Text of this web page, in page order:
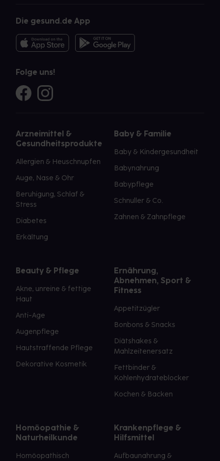
Die gesund.de App
Folge uns!
Arzneimittel &
Gesundheitsprodukte
Allergien & Heuschnupfen
Auge, Nase & Ohr
Beruhigung, Schlaf &
Stress
Diabetes
Erkältung
Baby & Familie
Baby & Kindergesundheit
Babynahrung
Babypflege
Schnuller & Co.
Zahnen & Zahnpflege
Beauty & Pflege
Akne, unreine & fettige
Haut
Anti-Age
Augenpflege
Hautstraffende Pflege
Dekorative Kosmetik
Ernährung,
Abnehmen, Sport &
Fitness
Appetitzügler
Bonbons & Snacks
Diätshakes &
Mahlzeitenersatz
Fettbinder &
Kohlenhydrateblocker
Kochen & Backen
Homöopathie &
Naturheilkunde
Homöopathisch
Krankenpflege &
Hilfsmittel
Aufbaunahrung &